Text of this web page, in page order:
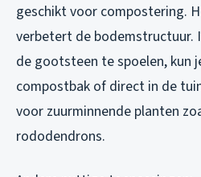
geschikt voor compostering.
verbetert de bodemstructuur.
de gootsteen te spoelen, kun
compostbak of direct in de
voor zuurminnende planten
rododendrons.